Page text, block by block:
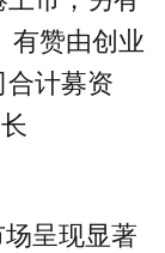
有赞由创业
合计募资
呈现显著